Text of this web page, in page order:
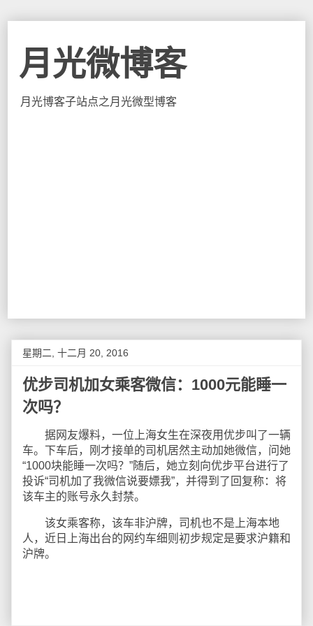
月光微博客
月光博客子站点之月光微型博客
星期二, 十二月 20, 2016
优步司机加女乘客微信：1000元能睡一
次吗？
据网友爆料，一位上海女生在深夜用优步叫了一辆
车。下车后，刚才接单的司机居然主动加她微信，问她
“1000块能睡一次吗？”随后，她立刻向优步平台进行了
投诉“司机加了我微信说要嫖我”，并得到了回复称：将
该车主的账号永久封禁。
该女乘客称，该车非沪牌，司机也不是上海本地
人，近日上海出台的网约车细则初步规定是要求沪籍和
沪牌。